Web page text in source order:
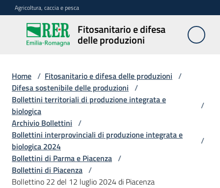
Vai al contenuto
Vai alla navigazione
Vai al footer
Agricoltura, caccia e pesca
Fitosanitario e difesa
delle produzioni
Fitosanitario
e difesa
produzioni
Avversità
delle
piante
Sorveglianza
Home / Fitosanitario e difesa delle produzioni /
Difesa sostenibile delle produzioni /
Bollettini territoriali di produzione integrata e
biologica
/
Archivio Bollettini /
Bollettini interprovinciali di produzione integrata e
biologica 2024
/
Bollettini di Parma e Piacenza /
Bollettini di Piacenza /
Bollettino 22 del 12 luglio 2024 di Piacenza